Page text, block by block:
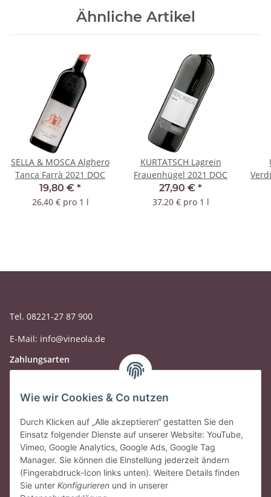
Ähnliche Artikel
SELLA & MOSCA Alghero
Tanca Farrà 2021 DOC
19,80 € *
26,40 € pro 1 l
KURTATSCH Lagrein
Frauenhügel 2021 DOC
27,90 € *
37,20 € pro 1 l
Tel. 08221-27 87 900
E-Mail: info@vineola.de
Zahlungsarten
Wie wir Cookies & Co nutzen
Durch Klicken auf „Alle akzeptieren“ gestatten Sie den
Einsatz folgender Dienste auf unserer Website: YouTube,
Vimeo, Google Analytics, Google Ads, Google Tag
Manager. Sie können die Einstellung jederzeit ändern
(Fingerabdruck-Icon links unten). Weitere Details finden
Sie unter Konfigurieren und in unserer